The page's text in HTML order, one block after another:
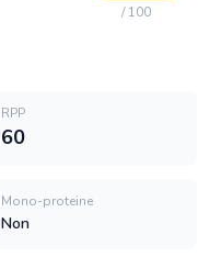
/ 100
RPP
60
Mono-proteine
Non